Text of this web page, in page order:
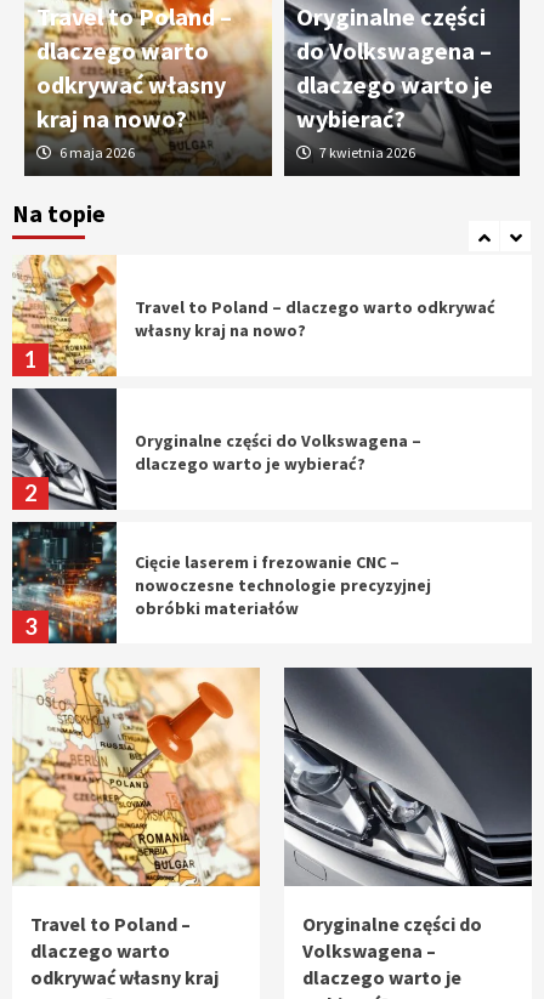
Travel to Poland –
dlaczego warto
odkrywać własny
kraj na nowo?
6 maja 2026
Oryginalne części
do Volkswagena –
dlaczego warto je
wybierać?
7 kwietnia 2026
Na topie
4
Czy sztuczna inteligencja wyprze pracę
geodety w przyszłości?
5
Tworzenie aplikacji internetowych – jak
1
Travel to Poland – dlaczego warto odkrywać
własny kraj na nowo?
2
Oryginalne części do Volkswagena –
dlaczego warto je wybierać?
3
Cięcie laserem i frezowanie CNC –
nowoczesne technologie precyzyjnej
obróbki materiałów
4
Czy sztuczna inteligencja wyprze pracę
geodety w przyszłości?
5
Tworzenie aplikacji internetowych – jak
powstają nowoczesne rozwiązania cyfrowe
Travel to Poland – dlaczego warto odkrywać
Travel to Poland –
dlaczego warto
odkrywać własny kraj
Oryginalne części do
Volkswagena –
dlaczego warto je